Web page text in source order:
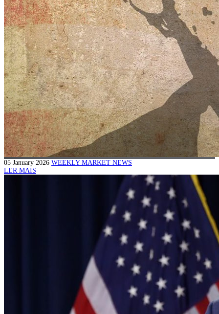
05 January 2026 WEEKLY MARKET NEWS
LER MAIS